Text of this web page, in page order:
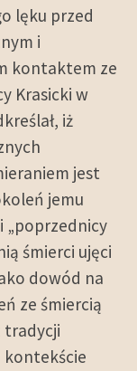
lęku przed
i
kontaktem ze
Krasicki w
iż
jest
jemu
„poprzednicy
śmierci ujęci
dowód na
ze śmiercią
tradycji
kontekście